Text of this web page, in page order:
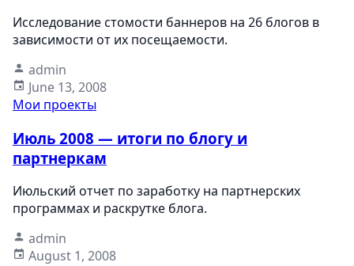
Исследование стомости баннеров на 26 блогов в
зависимости от их посещаемости.
admin
June 13, 2008
Мои проекты
Июль 2008 — итоги по блогу и
партнеркам
Июльский отчет по заработку на партнерских
программах и раскрутке блога.
admin
August 1, 2008